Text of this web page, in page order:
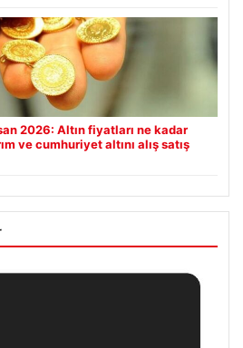
2026: Altın fiyatları ne kadar
ve cumhuriyet altını alış satış